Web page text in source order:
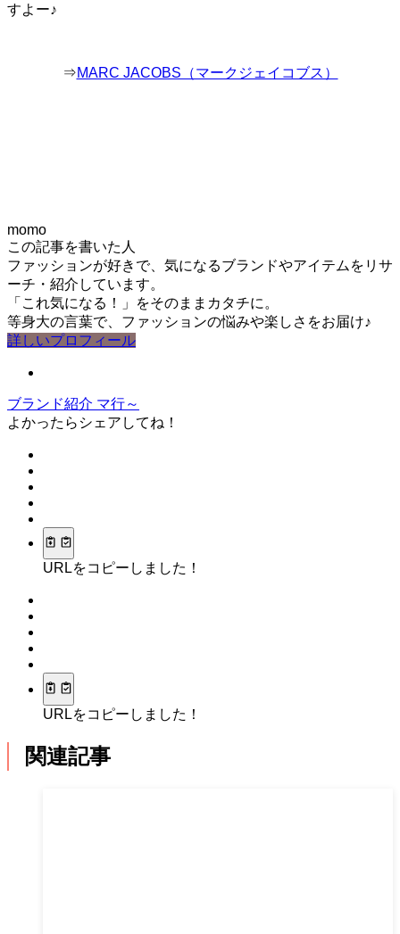
すよー♪
⇒MARC JACOBS（マークジェイコブス）
momo
この記事を書いた人
ファッションが好きで、気になるブランドやアイテムをリサ
ーチ・紹介しています。
「これ気になる！」をそのままカタチに。
等身大の言葉で、ファッションの悩みや楽しさをお届け♪
詳しいプロフィール
ブランド紹介 マ行～
よかったらシェアしてね！
URLをコピーしました！
URLをコピーしました！
関連記事